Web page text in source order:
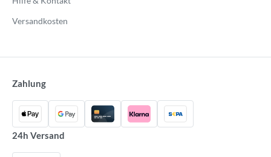
Versandkosten
Zahlung
24h Versand